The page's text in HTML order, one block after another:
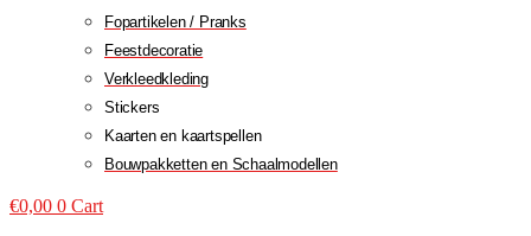
Fopartikelen / Pranks
Feestdecoratie
Verkleedkleding
Stickers
Kaarten en kaartspellen
Bouwpakketten en Schaalmodellen
€0,00 0 Cart